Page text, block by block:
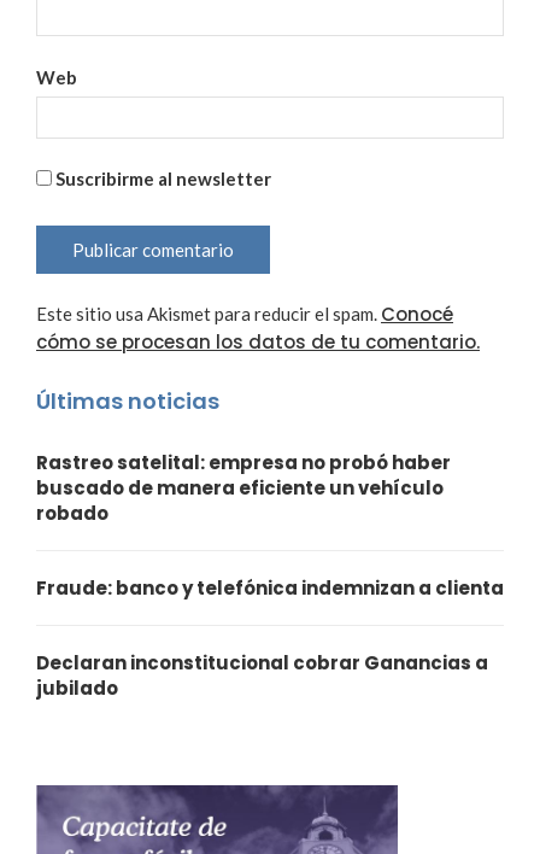
Web
Suscribirme al newsletter
Este sitio usa Akismet para reducir el spam. Conocé
cómo se procesan los datos de tu comentario.
Últimas noticias
Rastreo satelital: empresa no probó haber
buscado de manera eficiente un vehículo
robado
Fraude: banco y telefónica indemnizan a clienta
Declaran inconstitucional cobrar Ganancias a
jubilado